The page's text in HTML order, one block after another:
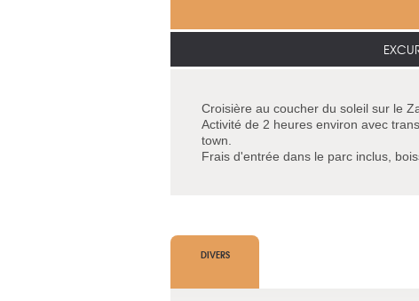
Croisière au coucher du soleil sur le
Activité de 2 heures environ avec
town.
Frais d'entrée dans le parc inclus,
DIVERS